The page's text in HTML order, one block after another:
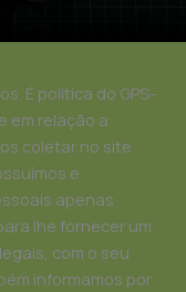
É política do GPS-
em relação a
coletar no site
e
apenas
lhe fornecer um
com o seu
informamos por